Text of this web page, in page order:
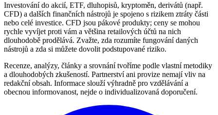
Investování do akcií, ETF, dluhopisů, kryptoměn, derivátů (např.
CFD) a dalších finančních nástrojů je spojeno s rizikem ztráty části
nebo celé investice. CFD jsou pákové produkty; ceny se mohou
rychle vyvíjet proti vám a většina retailových účtů na nich
dlouhodobě prodělává. Zvažte, zda rozumíte fungování daných
nástrojů a zda si můžete dovolit podstupované riziko.
Recenze, analýzy, články a srovnání tvoříme podle vlastní metodiky
a dlouhodobých zkušeností. Partnerství ani provize nemají vliv na
redakční obsah. Informace slouží výhradně pro vzdělávání a
obecnou informovanost, nejde o individualizovaná doporučení.